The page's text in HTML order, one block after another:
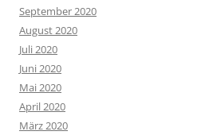
September 2020
August 2020
Juli 2020
Juni 2020
Mai 2020
April 2020
März 2020